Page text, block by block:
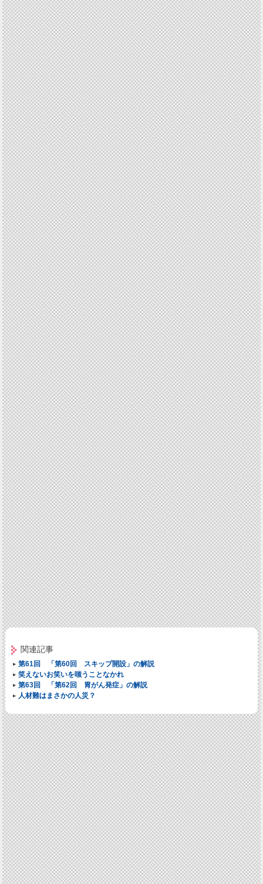
関連記事
第61回 「第60回 スキップ開設」の解説
笑えないお笑いを嗤うことなかれ
第63回 「第62回 胃がん発症」の解説
人材難はまさかの人災？